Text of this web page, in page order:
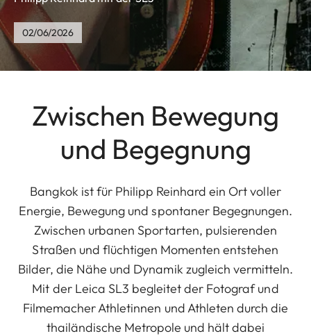
02/06/2026
Zwischen Bewegung
und Begegnung
Bangkok ist für Philipp Reinhard ein Ort voller
Energie, Bewegung und spontaner Begegnungen.
Zwischen urbanen Sportarten, pulsierenden
Straßen und flüchtigen Momenten entstehen
Bilder, die Nähe und Dynamik zugleich vermitteln.
Mit der Leica SL3 begleitet der Fotograf und
Filmemacher Athletinnen und Athleten durch die
thailändische Metropole und hält dabei